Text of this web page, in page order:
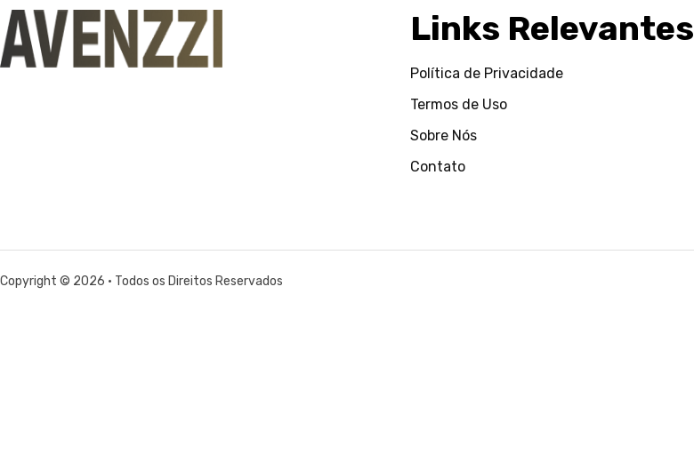
Links Relevantes
Política de Privacidade
Termos de Uso
Sobre Nós
Contato
Copyright © 2026 • Todos os Direitos Reservados